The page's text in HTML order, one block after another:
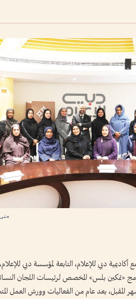
دبي للإعلام، التابعة لمؤسسة دبي
«تمكين بلس» المخصص لرئيسات اللجان
المقبل، بعد عام من الفعاليات وورش العمل